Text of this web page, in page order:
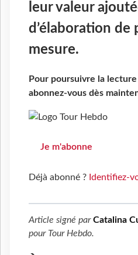
leur valeur
d’élaboration de
mesure.
Pour poursuivre la
abonnez-vous dès
Je m'abonne
Déjà abonné ? Identifiez-
Article signé parCatalina
pour Tour Hebdo.